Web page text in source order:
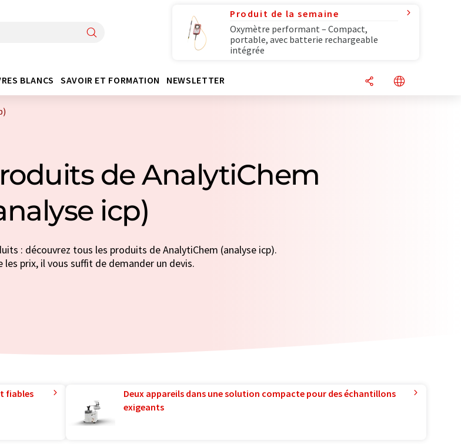
Produit de la semaine
Oxymètre performant – Compact,
portable, avec batterie rechargeable
intégrée
BLANCS SAVOIR ET FORMATION NEWSLETTER
de AnalytiChem
icp)
: découvrez tous les produits de AnalytiChem (analyse icp).
les prix, il vous suffit de demander un devis.
fiables
Deux appareils dans une solution compacte pour des échantillons
exigeants